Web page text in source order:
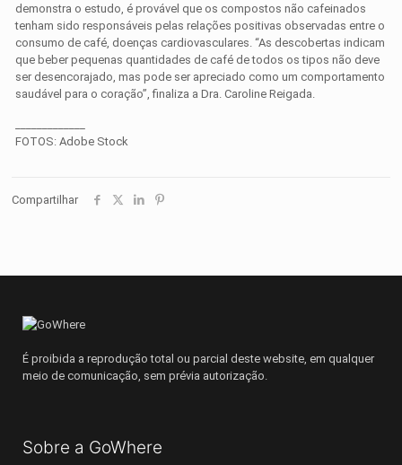
demonstra o estudo, é provável que os compostos não cafeinados
tenham sido responsáveis pelas relações positivas observadas entre o
consumo de café, doenças cardiovasculares. “As descobertas indicam
que beber pequenas quantidades de café de todos os tipos não deve
ser desencorajado, mas pode ser apreciado como um comportamento
saudável para o coração”, finaliza a Dra. Caroline Reigada.
FOTOS: Adobe Stock
Compartilhar
É proibida a reprodução total ou parcial deste website, em qualquer
meio de comunicação, sem prévia autorização.
Sobre a GoWhere